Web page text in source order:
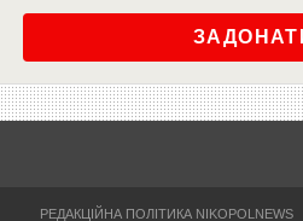
РЕДАКЦІЙНА ПОЛІТИКА NIKOPOLNEWS